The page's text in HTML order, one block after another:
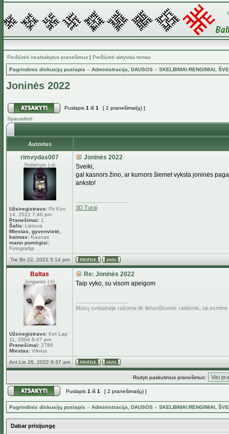
Peržiūrėti neatsakytus pranešimus | Peržiūrėti aktyvias temas
Pagrindinis diskusijų puslapis » Administracija, DAUSOS » SKELBIMAI:RENGINIAI,
Joninės 2022
Puslapis 1 iš 1
[ 2 pranešimai(ų) ]
Spausdinti
Autorius
rimvydas007
Stebėtojas (-a)
Užsiregistravo: Pir Kov
14, 2022 7:46 pm
Pranešimai: 1
Šalis: Lietuva
Miestas, gyvenvietė,
kaimas: Kaunas
mano pomėgiai:
Fotografija
Joninės 2022
Sveiki,
gal kasnors žino, ar kurnors šiemet vyksta joninės
anksto!
3D Turai
Tre Bir 22, 2022 5:14 pm
Baltas
Jungiantis (-ti)
Užsiregistravo: Ket Lap
11, 2004 6:47 pm
Pranešimai: 2786
Miestas: Vilnius
Re: Joninės 2022
Taip vyko, su visom apeigom
Mūsų svetainėje rašoma tik lietuviškomis raidėmis, tai
Ant Lie 26, 2022 9:37 am
Rodyti paskutinius pranešimus:
Puslapis 1 iš 1 [ 2 pranešimai(ų) ]
Pagrindinis diskusijų puslapis » Administracija, DAUSOS » SKELBIMAI:RENGINIAI,
Dabar prisijungę